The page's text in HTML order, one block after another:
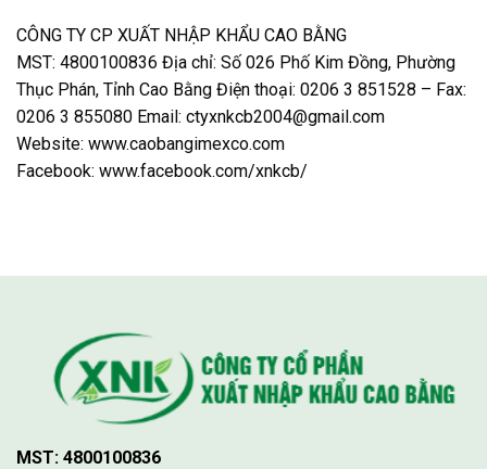
CÔNG TY CP XUẤT NHẬP KHẨU CAO BẰNG
MST: 4800100836 Địa chỉ: Số 026 Phố Kim Đồng, Phường
Thục Phán, Tỉnh Cao Bằng Điện thoại: 0206 3 851528 – Fax:
0206 3 855080 Email: ctyxnkcb2004@gmail.com
Website: www.caobangimexco.com
Facebook: www.facebook.com/xnkcb/
MST: 4800100836